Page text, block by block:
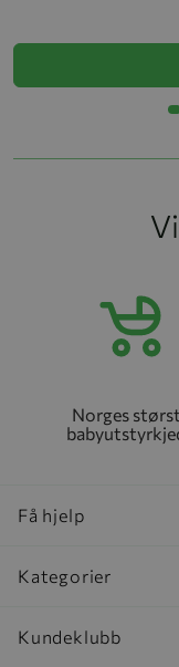
Norges
Få hjelp
Kategorier
Kundeklubb